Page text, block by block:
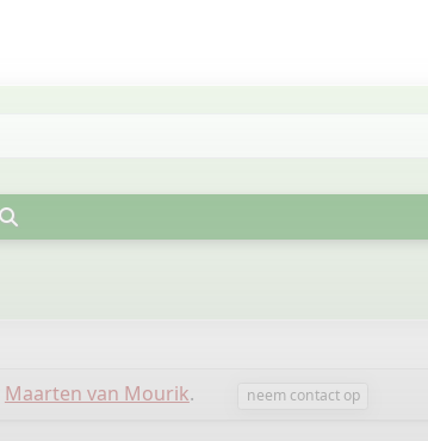
Maarten van Mourik. neem contact op